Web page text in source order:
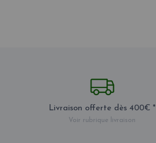
Livraison offerte dès 400€ *
Voir rubrique livraison